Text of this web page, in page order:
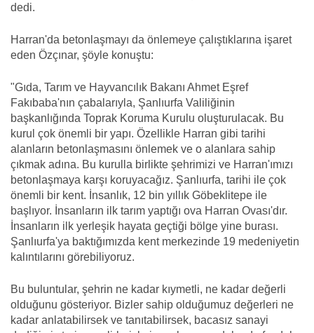
dedi.
Harran'da betonlaşmayı da önlemeye çalıştıklarına işaret
eden Özçınar, şöyle konuştu:
"Gıda, Tarım ve Hayvancılık Bakanı Ahmet Eşref
Fakıbaba'nın çabalarıyla, Şanlıurfa Valiliğinin
başkanlığında Toprak Koruma Kurulu oluşturulacak. Bu
kurul çok önemli bir yapı. Özellikle Harran gibi tarihi
alanların betonlaşmasını önlemek ve o alanlara sahip
çıkmak adına. Bu kurulla birlikte şehrimizi ve Harran'ımızı
betonlaşmaya karşı koruyacağız. Şanlıurfa, tarihi ile çok
önemli bir kent. İnsanlık, 12 bin yıllık Göbeklitepe ile
başlıyor. İnsanların ilk tarım yaptığı ova Harran Ovası'dır.
İnsanların ilk yerleşik hayata geçtiği bölge yine burası.
Şanlıurfa'ya baktığımızda kent merkezinde 19 medeniyetin
kalıntılarını görebiliyoruz.
Bu buluntular, şehrin ne kadar kıymetli, ne kadar değerli
olduğunu gösteriyor. Bizler sahip olduğumuz değerleri ne
kadar anlatabilirsek ve tanıtabilirsek, bacasız sanayi